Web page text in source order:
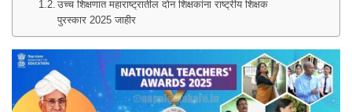
उच्च शिक्षणात महाराष्ट्रातील दोन शिक्षकांना राष्ट्रीय शिक्षक
पुरस्कार 2025 जाहीर